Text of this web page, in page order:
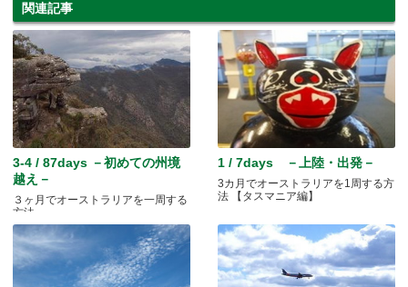
関連記事
3-4 / 87days －初めての州境
越え－
３ヶ月でオーストラリアを一周する
方法
1 / 7days －上陸・出発－
3カ月でオーストラリアを1周する方
法 【タスマニア編】